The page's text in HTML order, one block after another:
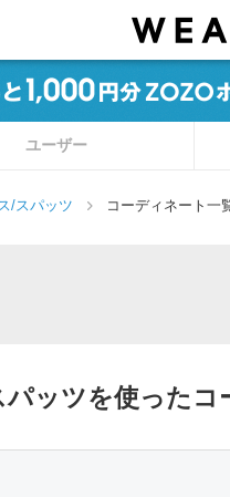
ユーザー
/スパッツ コーディネート一
ッツを使ったコ